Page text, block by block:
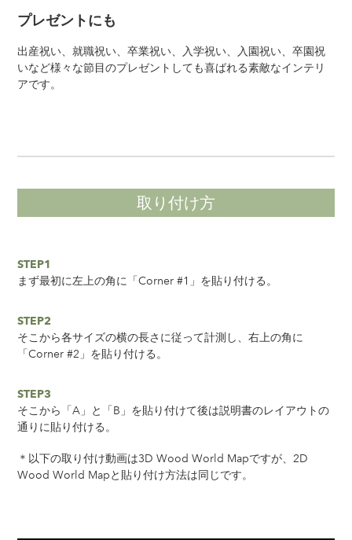
プレゼントにも
出産祝い、就職祝い、卒業祝い、入学祝い、入園祝い、卒園祝
いなど様々な節目のプレゼントしても喜ばれる素敵なインテリ
アです。
取り付け方
STEP1
まず最初に左上の角に「Corner #1」を貼り付ける。
STEP2
そこから各サイズの横の長さに従って計測し、右上の角に
「Corner #2」を貼り付ける。
STEP3
そこから「A」と「B」を貼り付けて後は説明書のレイアウトの
通りに貼り付ける。
＊以下の取り付け動画は3D Wood World Mapですが、2D
Wood World Mapと貼り付け方法は同じです。